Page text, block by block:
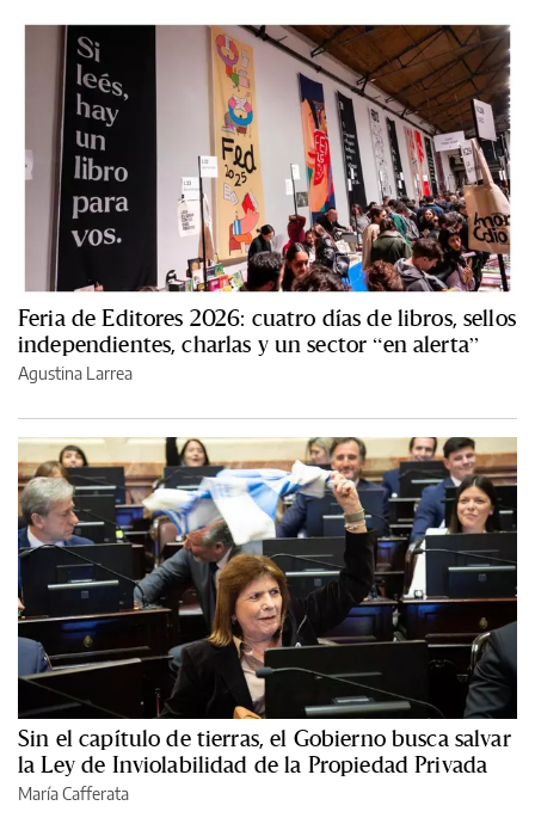
Feria de Editores 2026: cuatro días de libros, sellos
independientes, charlas y un sector “en alerta”
Agustina Larrea
Sin el capítulo de tierras, el Gobierno busca salvar
la Ley de Inviolabilidad de la Propiedad Privada
María Cafferata